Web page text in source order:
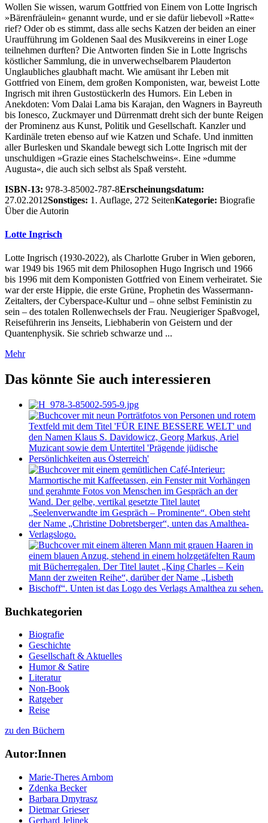
Wollen Sie wissen, warum Gottfried von Einem von Lotte Ingrisch
»Bärenfräulein« genannt wurde, und er sie dafür liebevoll »Ratte«
rief? Oder ob es stimmt, dass alle sechs Katzen der beiden an einer
Uraufführung im Goldenen Saal des Musikvereins in einer Loge
teilnehmen durften? Die Antworten finden Sie in Lotte Ingrischs
köstlicher Sammlung, die in unverwechselbarem Plauderton
Unglaubliches glaubhaft macht. Wie amüsant ihr Leben mit
Gottfried von Einem, dem großen Komponisten, war, beweist Lotte
Ingrisch mit ihren Gustostückerln des Humors. Ein Leben in
Anekdoten: Vom Dalai Lama bis Karajan, den Wagners in Bayreuth
bis Ionesco, Zuckmayer und Dürrenmatt dreht sich der bunte Reigen
der Prominenz aus Kunst, Politik und Gesellschaft. Kanzler und
Kardinäle treten ebenso auf wie Katzen und Schafe. Und inmitten
aller Burlesken und Skandale bewegt sich Lotte Ingrisch mit der
unschuldigen »Grazie eines Stachelschweins«. Eine »dumme
Augusta«, die auch sich selbst als Spaß versteht.
ISBN-13: 978-3-85002-787-8Erscheinungsdatum:
27.02.2012Sonstiges: 1. Auflage, 272 SeitenKategorie: Biografie
Über die Autorin
Lotte Ingrisch
Lotte Ingrisch (1930-2022), als Charlotte Gruber in Wien geboren,
war 1949 bis 1965 mit dem Philosophen Hugo Ingrisch und 1966
bis 1996 mit dem Komponisten Gottfried von Einem verheiratet. Sie
war der erste Hippie, die erste Grüne, Prophetin des Wassermann-
Zeitalters, der Cyberspace-Kultur und – ohne selbst Feministin zu
sein – des totalen Rollenwechsels der Frau. Neugieriger Spaßvogel,
Reiseführerin ins Jenseits, Liebhaberin von Geistern und der
Quantenphysik. Sie schrieb schwarze und ...
Mehr
Das könnte Sie auch interessieren
Buchkategorien
Biografie
Geschichte
Gesellschaft & Aktuelles
Humor & Satire
Literatur
Non-Book
Ratgeber
Reise
zu den Büchern
Autor:Innen
Marie-Theres Arnbom
Zdenka Becker
Barbara Dmytrasz
Dietmar Grieser
Gerhard Jelinek